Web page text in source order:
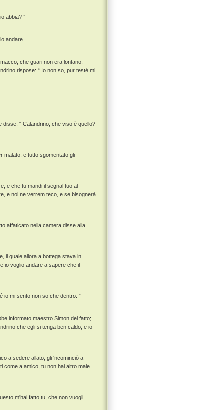
abbia? ”
andare.
che guari non era lontano,
rispose: “ Io non so, pur testé mi
“ Calandrino, che viso è quello?
malato, e tutto sgomentato gli
e che tu mandi il segnal tuo al
e noi ne verrem teco, e se bisognerà
affaticato nella camera disse alla
il quale allora a bottega stava in
io voglio andare a sapere che il
io mi sento non so che dentro. ”
informato maestro Simon del fatto;
che egli si tenga ben caldo, e io
a sedere allato, gli 'ncominciò a
come a amico, tu non hai altro male
m'hai fatto tu, che non vuogli